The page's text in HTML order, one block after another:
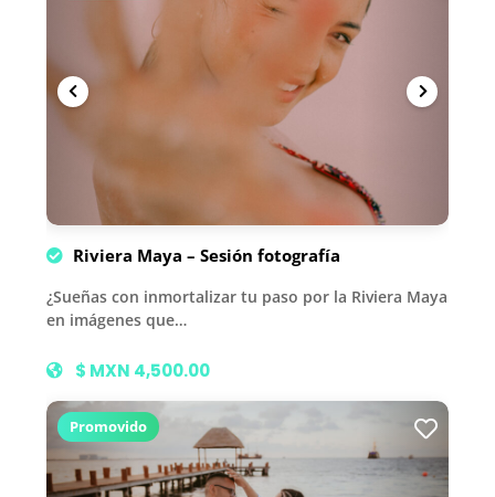
Riviera Maya – Sesión fotografía
¿Sueñas con inmortalizar tu paso por la Riviera Maya
en imágenes que…
$ MXN 4,500.00
Promovido